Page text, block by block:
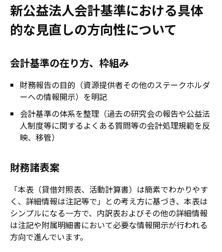
新公益法人会計基準における具体
的な見直しの方向性について
会計基準の在り方、枠組み
財務報告の目的（資源提供者その他のステークホルダ
ーへの情報開示）を明記
会計基準の体系を整理（過去の研究会の報告や公益法
人制度等に関するよくある質問等の会計処理規範を反
映、移管）
財務諸表案
「本表（貸借対照表、活動計算書）は簡素でわかりやす
く、詳細情報は注記等で」との考え方に基づき、本表は
シンプルになる一方で、内訳表およびその他の詳細情報
は注記や附属明細書において必要な情報開示が行われる
方向で進んでいます。